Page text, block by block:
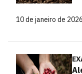
10 de janeiro de